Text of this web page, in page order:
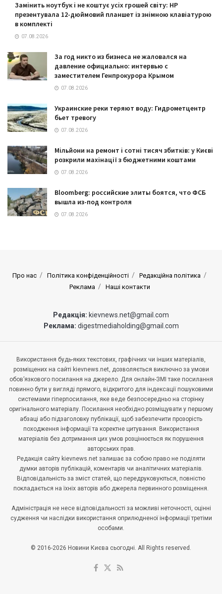
Замінить ноутбук і не коштує усіх грошей світу: HP
презентувала 12-дюймовий планшет із знімною клавіатурою
в комплекті
07.08.2026
За год никто из бизнеса не жаловался на
давление официально: интервью с
заместителем Генпрокурора Крымом
07.08.2026
Украинские реки теряют воду: Гидрометцентр
бьет тревогу
07.08.2026
Мільйони на ремонт і сотні тисяч збитків: у Києві
розкрили махінації з бюджетними коштами
07.08.2026
Bloomberg: российские элиты боятся, что ФСБ
вышла из-под контроля
07.08.2026
Про нас Політика конфіденційності
Редакційна політика
Реклама
Наші контакти
Редакція: kievnews.net@gmail.com
Реклама: digestmediaholding@gmail.com
Використання будь-яких текстових, графічних чи інших матеріалів,
розміщених на сайті kievnews.net, дозволяється виключно за умови
обов’язкового посилання на джерело. Для онлайн-ЗМІ таке посилання
повинно бути у вигляді прямого, відкритого для індексації пошуковими
системами гіперпосилання, яке веде безпосередньо на сторінку
оригінального матеріалу. Посилання необхідно розміщувати у першому
абзаці або підзаголовку публікації, щоб забезпечити прозорість
походження інформації та коректне цитування. Використання
матеріалів без дотримання цих умов розцінюється як порушення
авторських прав.
Редакція сайту kievnews.net залишає за собою право не поділяти
думки авторів публікацій, коментарів чи аналітичних матеріалів.
Відповідальність за зміст статей, що передруковуються, повністю
покладається на їхніх авторів або джерела первинного розміщення.
Адміністрація не несе відповідальності за можливі неточності, оцінні
судження чи наслідки використання оприлюдненої інформації третіми
особами.
© 2016-2026 Новини Києва сьогодні. All Rights reserved.